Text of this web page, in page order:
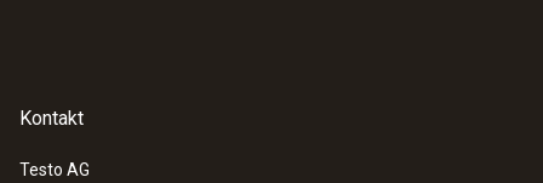
Kontakt
Testo AG